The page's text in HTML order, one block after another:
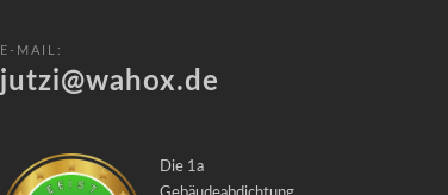
E-MAIL:
jutzi@wahox.de
Die 1a